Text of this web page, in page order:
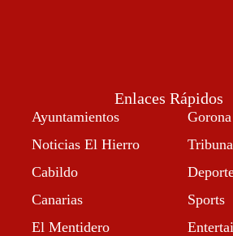
Enlaces Rápidos
Ayuntamientos
Noticias El Hierro
Cabildo
Canarias
El Mentidero
Gorona
Sports